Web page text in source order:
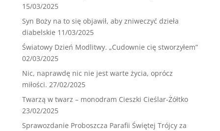
15/03/2025
Syn Boży na to się objawił, aby zniweczyć dzieła
diabelskie 11/03/2025
Światowy Dzień Modlitwy. „Cudownie cię stworzyłem”
02/03/2025
Nic, naprawdę nic nie jest warte życia, oprócz
miłości. 27/02/2025
Twarzą w twarz – monodram Cieszki Cieślar-Żółtko
23/02/2025
Sprawozdanie Proboszcza Parafii Świętej Trójcy za